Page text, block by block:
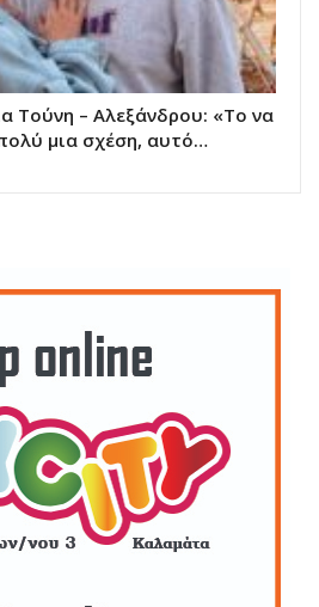
Τούνη – Αλεξάνδρου: «Το να
μια σχέση, αυτό…